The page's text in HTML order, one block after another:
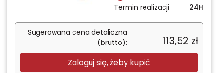
Termin realizacji
24H
Sugerowana cena detaliczna
(brutto):
113,52 zł
Zaloguj się, żeby kupić